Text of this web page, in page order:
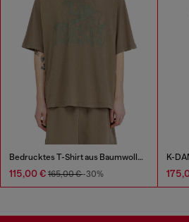
Bedrucktes T-Shirt aus Baumwolle und Hanf
115,00 € 165,00 €-30%
K-